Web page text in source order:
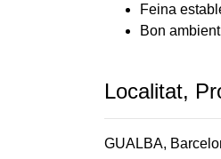
Feina
Bon
Localitat,
GUALBA,